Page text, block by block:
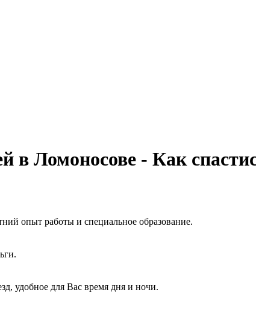
в Ломоносове - Как
опыт работы и специальное образование.
удобное для Вас время дня и ночи.